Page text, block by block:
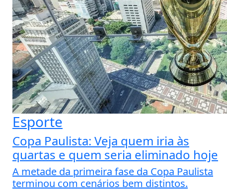
Esporte
Copa Paulista: Veja quem iria às
quartas e quem seria eliminado hoje
A metade da primeira fase da Copa Paulista
terminou com cenários bem distintos.